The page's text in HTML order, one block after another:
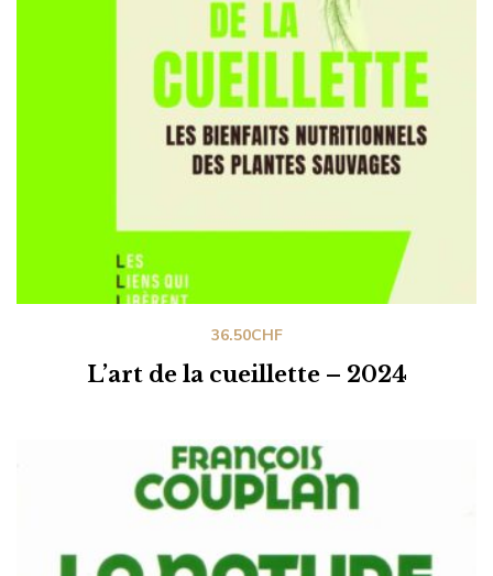
L’art de la cueillette – 2024
36.50CHF